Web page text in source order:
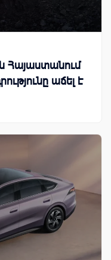
Հայաստանում
աճել է